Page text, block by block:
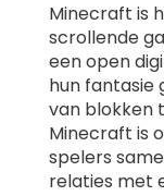
Minecraft is
scrollende
een open
hun fantasie
van blokken
Minecraft is
spelers
relaties met